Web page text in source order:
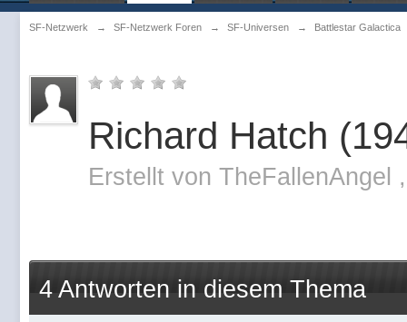
SF-Netzwerk → SF-Netzwerk Foren → SF-Universen → Battlestar Galactica
Richard Hatch
Erstellt von TheFallenAngel
4 Antworten in diesem Thema